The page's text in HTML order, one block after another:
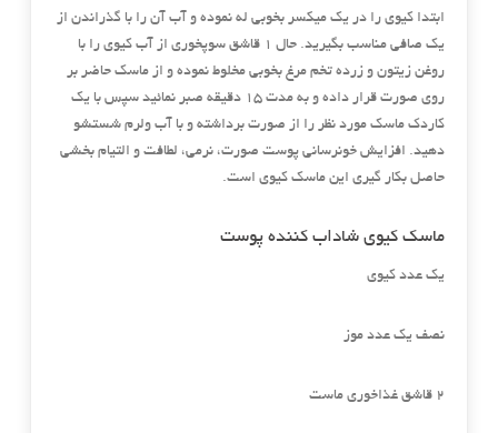
ابتدا کیوی را در یک میکسر بخوبی له نموده و آب آن را با گذراندن از
یک صافی مناسب بگیرید. حال ۱ قاشق سوپخوری از آب کیوی را با
روغن زیتون و زرده تخم مرغ بخوبی مخلوط نموده و از ماسک حاضر بر
روی صورت قرار داده و به مدت ۱۵ دقیقه صبر نمائید سپس با یک
کاردک ماسک مورد نظر را از صورت برداشته و با آب ولرم شستشو
دهید. افزایش خونرسانی پوست صورت، نرمی، لطافت و التیام بخشی
حاصل بکار گیری این ماسک کیوی است.
ماسک کیوی شاداب کننده پوست
یک عدد کیوی
نصف یک عدد موز
۲ قاشق غذاخوری ماست